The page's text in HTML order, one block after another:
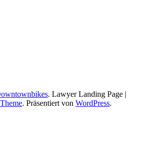
. Lawyer Landing Page |
. Präsentiert von WordPress.